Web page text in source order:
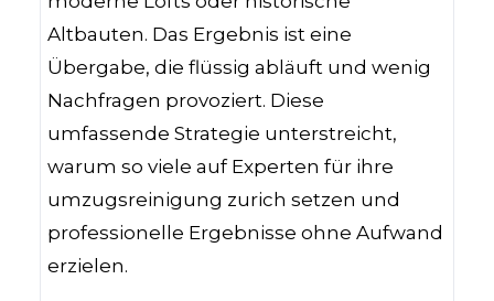
Altbauten. Das Ergebnis ist eine
Übergabe, die flüssig abläuft und wenig
Nachfragen provoziert. Diese
umfassende Strategie unterstreicht,
warum so viele auf Experten für ihre
umzugsreinigung zurich setzen und
professionelle Ergebnisse ohne Aufwand
erzielen.